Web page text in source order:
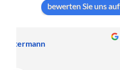
bewerten Sie uns auf